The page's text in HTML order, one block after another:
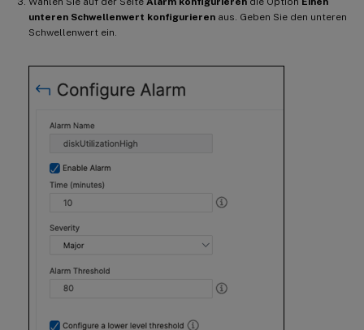
unteren Schwellenwert konfigurieren aus. Geben Sie den unteren
Schwellenwert ein.